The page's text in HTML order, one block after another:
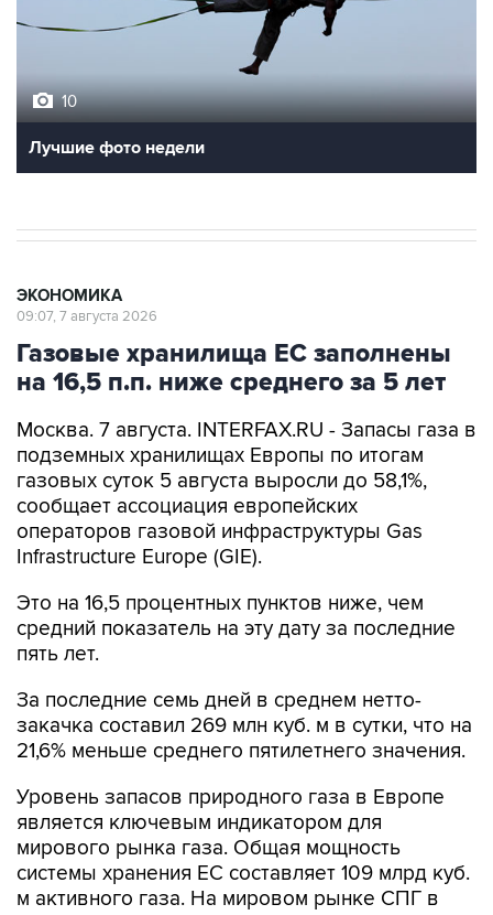
Лучшие фото недели
Газовые хранилища ЕС заполнены
на 16,5 п.п. ниже среднего за 5 лет
Москва. 7 августа. INTERFAX.RU - Запасы газа в
газовых суток 5 августа выросли до 58,1%,
сообщает ассоциация европейских
операторов газовой инфраструктуры Gas
Infrastructure Europe (GIE).
Это на 16,5 процентных пунктов ниже, чем
пять лет.
За последние семь дней в среднем нетто-
21,6% меньше среднего пятилетнего значения.
Уровень запасов природного газа в Европе
мирового рынка газа. Общая мощность
системы хранения ЕС составляет 109 млрд куб.
м активного газа. На мировом рынке СПГ в
совокупности Европа стала крупнейшим
импортером.